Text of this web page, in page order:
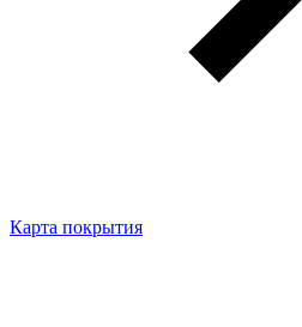
Карта покрытия